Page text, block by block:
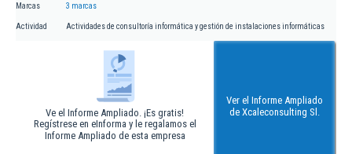
Marcas 3 marcas
Actividad Actividades de consultoría informática y gestión de instalaciones informáticas
Ve el Informe Ampliado. ¡Es gratis!
Regístrese en eInforma y le regalamos el
Informe Ampliado de esta empresa
Ver el Informe Ampliado
de Xcaleconsulting Sl.